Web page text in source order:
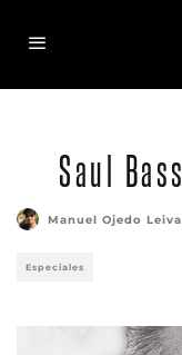
Saul
Manuel Ojedo Leiva
Especiales